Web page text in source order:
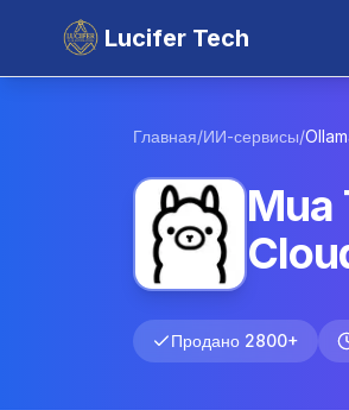
Lucifer Tech
Главная/ИИ-сервисы/
Mua
Продано 2800+